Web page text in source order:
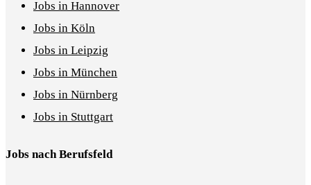
Jobs in Hannover
Jobs in Köln
Jobs in Leipzig
Jobs in München
Jobs in Nürnberg
Jobs in Stuttgart
Jobs nach Berufsfeld